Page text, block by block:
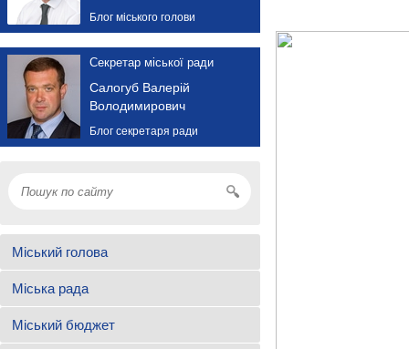
Блог міського голови
Секретар міської ради
Салогуб Валерій
Володимирович
Блог секретаря ради
Міський голова
Міська рада
Міський бюджет